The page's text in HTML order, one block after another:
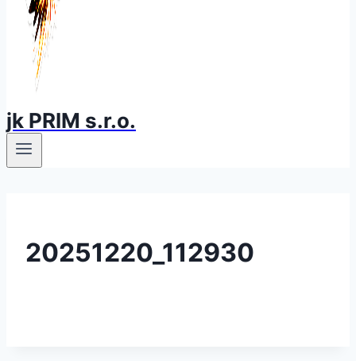
jk PRIM s.r.o.
20251220_112930